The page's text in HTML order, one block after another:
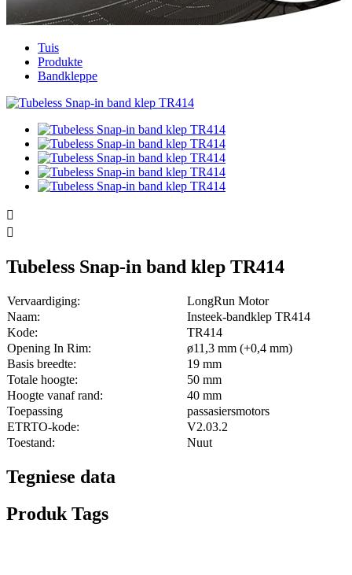
Tuis
Produkte
Bandkleppe


Tubeless Snap-in band klep TR414
Vervaardiging:
LongRun Motor
Naam:
Insteek-bandklep TR414
Kode:
TR414
Opening In Rim:
ø11,3 mm (+0,4 mm)
Basis breedte:
19 mm
Totale hoogte:
50 mm
Hoogte vanaf rand:
40 mm
Toepassing
passasiersmotors
ETRTO-kode:
V2.03.2
Toestand:
Nuut
Tegniese data
Produk Tags